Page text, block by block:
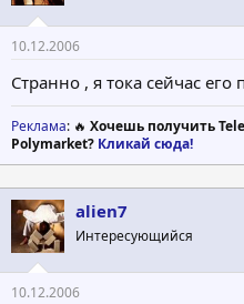
10.12.2006
Cтранно , я тока сейчас его
Реклама: 🔥 Хочешь получить
Polymarket? Кликай сюда!
alien7
Интересующийся
10.12.2006